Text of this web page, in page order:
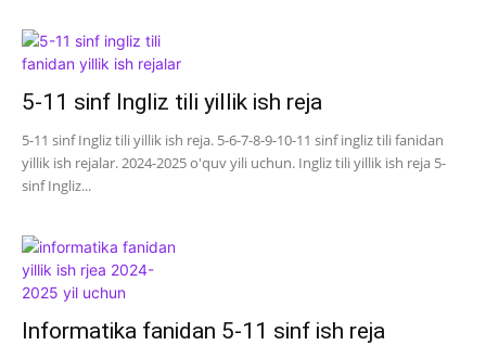
5-11 sinf Ingliz tili yillik ish reja
5-11 sinf Ingliz tili yillik ish reja. 5-6-7-8-9-10-11 sinf ingliz tili fanidan
yillik ish rejalar. 2024-2025 o'quv yili uchun. Ingliz tili yillik ish reja 5-
sinf Ingliz...
Informatika fanidan 5-11 sinf ish reja